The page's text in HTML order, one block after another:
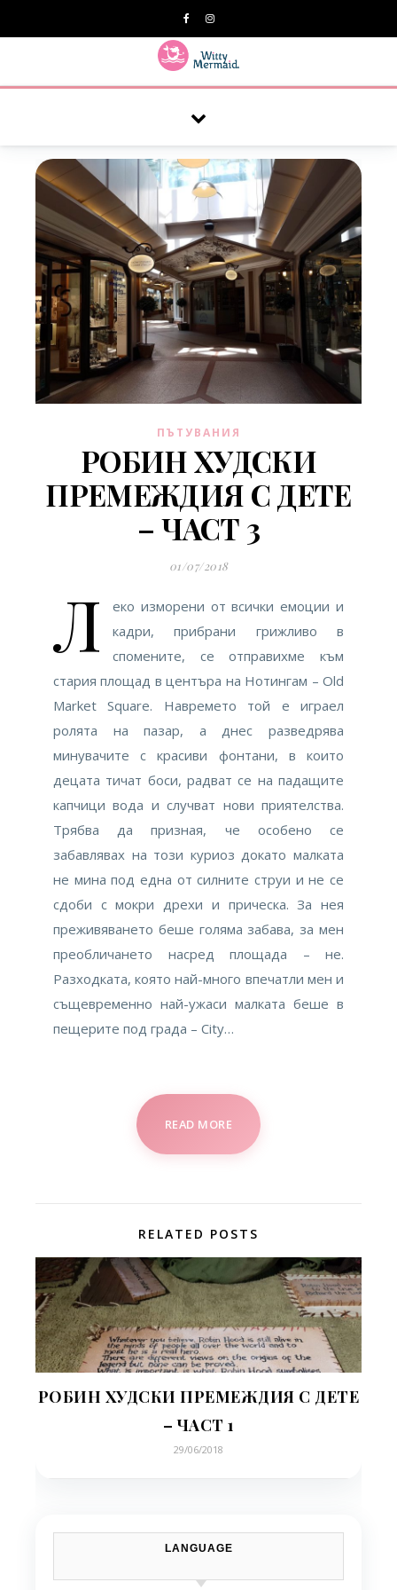
ПЪТУВАНИЯ
РОБИН ХУДСКИ
ПРЕМЕЖДИЯ С ДЕТЕ
– ЧАСТ 3
01/07/2018
Л
еко изморени от всички емоции и
кадри, прибрани грижливо в
спомените, се отправихме към
стария площад в центъра на Нотингам – Old
Market Square. Навремето той е играел
ролята на пазар, а днес разведрява
минувачите с красиви фонтани, в които
децата тичат боси, радват се на падащите
капчици вода и случват нови приятелства.
Трябва да призная, че особено се
забавлявах на този куриоз докато малката
не мина под една от силните струи и не се
сдоби с мокри дрехи и прическа. За нея
преживяването беше голяма забава, за мен
преобличането насред площада – не.
Разходката, която най-много впечатли мен и
същевременно най-ужаси малката беше в
пещерите под града – City…
READ MORE
RELATED POSTS
РОБИН ХУДСКИ ПРЕМЕЖДИЯ С ДЕТЕ
– ЧАСТ 1
29/06/2018
LANGUAGE